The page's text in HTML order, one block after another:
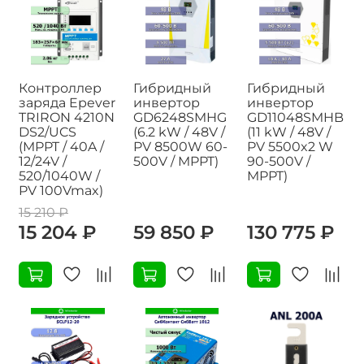
Контроллер
заряда Epever
TRIRON 4210N
DS2/UCS
(MPPT / 40A /
12/24V /
520/1040W /
PV 100Vmax)
15 210 ₽
15 204 ₽
Гибридный
инвертор
GD6248SMHG
(6.2 kW / 48V /
PV 8500W 60-
500V / MPPT)
59 850 ₽
Гибридный
инвертор
GD11048SMHB
(11 kW / 48V /
PV 5500x2 W
90-500V /
MPPT)
130 775 ₽